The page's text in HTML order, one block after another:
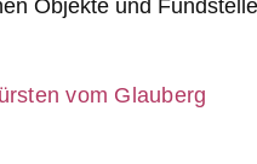
Objekte und
vom Glauberg
Fenster